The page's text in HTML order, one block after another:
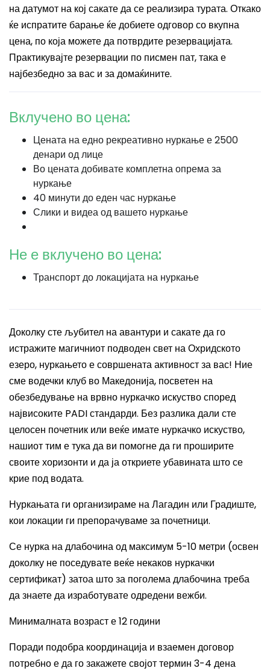
на датумот на кој сакате да се реализира турата. Откако
ќе испратите барање ќе добиете одговор со вкупна
цена, по која можете да потврдите резервацијата.
Практикувајте резервации по писмен пат, така е
најбезбедно за вас и за домаќините.
Вклучено во цена:
Цената на едно рекреативно нуркање е 2500
денари од лице
Во цената добивате комплетна опрема за
нуркање
40 минути до еден час нуркање
Слики и видеа од вашето нуркање
Не е вклучено во цена:
Транспорт до локацијата на нуркање
Доколку сте љубител на авантури и сакате да го
истражите магичниот подводен свет на Охридското
езеро, нуркањето е совршената активност за вас! Ние
сме водечки клуб во Македонија, посветен на
обезбедување на врвно нуркачко искуство според
највисоките PADI стандарди. Без разлика дали сте
целосен почетник или веќе имате нуркачко искуство,
нашиот тим е тука да ви помогне да ги проширите
своите хоризонти и да ја откриете убавината што се
крие под водата.
Нуркањата ги организираме на Лагадин или Градиште,
кои локации ги препорачуваме за почетници.
Се нурка на длабочина од максимум 5-10 метри (освен
доколку не поседувате веќе некаков нуркачки
сертификат) затоа што за поголема длабочина треба
да знаете да изработувате одредени вежби.
Минималната возраст е 12 години
Поради подобра координација и взаемен договор
потребно е да го закажете својот термин 3-4 дена